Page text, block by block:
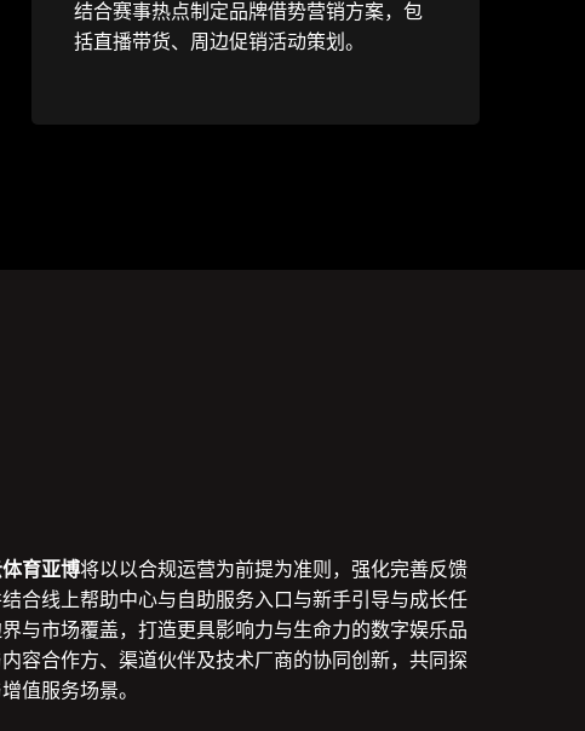
结合赛事热点制定品牌借势营销方案，包
括直播带货、周边促销活动策划。
育亚博将以以合规运营为前提为准则，强化完善反馈
合线上帮助中心与自助服务入口与新手引导与成长任
与市场覆盖，打造更具影响力与生命力的数字娱乐品
容合作方、渠道伙伴及技术厂商的协同创新，共同探
值服务场景。